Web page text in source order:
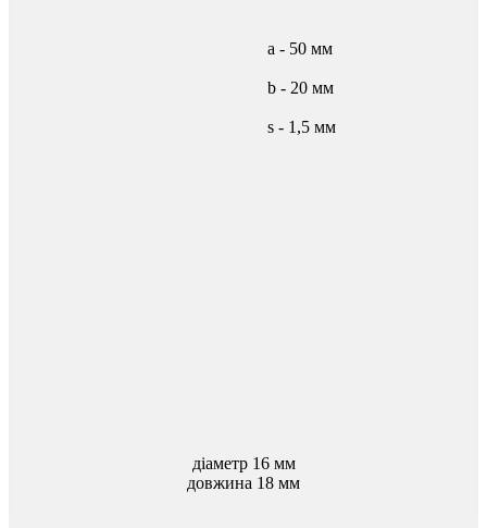
а - 50 мм
b - 20 мм
s - 1,5 мм
діаметр 16 мм
довжина 18 мм